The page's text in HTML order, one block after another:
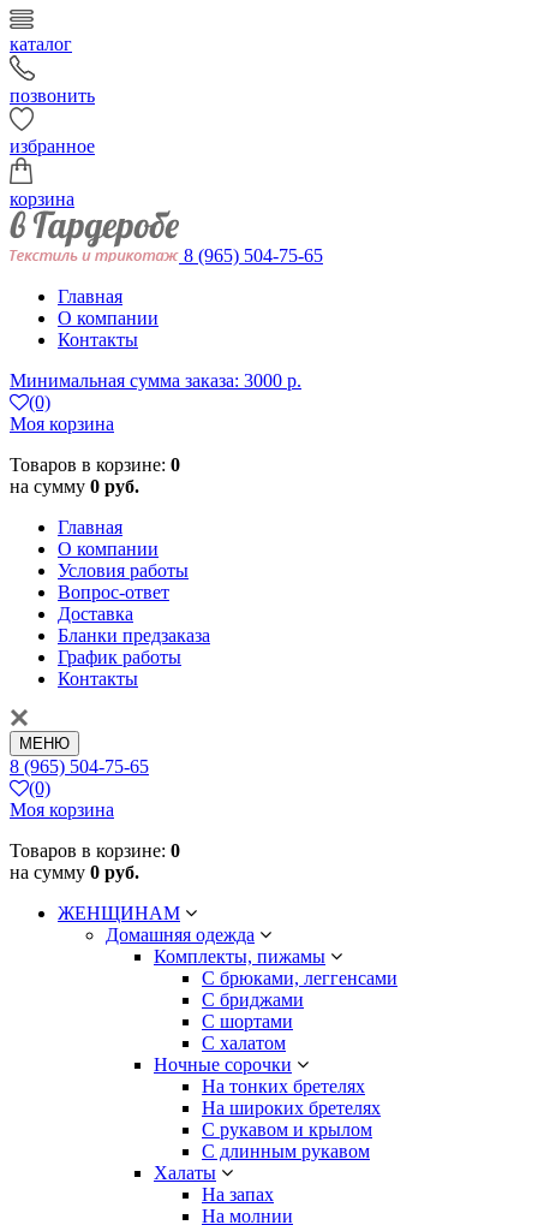
каталог
позвонить
избранное
корзина
8 (965) 504-75-65
Главная
О компании
Контакты
Минимальная сумма заказа: 3000 р.
(0)
Моя корзина
Товаров в корзине: 0
на сумму 0 руб.
Главная
О компании
Условия работы
Вопрос-ответ
Доставка
Бланки предзаказа
График работы
Контакты
МЕНЮ
8 (965) 504-75-65
(0)
Моя корзина
Товаров в корзине: 0
на сумму 0 руб.
ЖЕНЩИНАМ
Домашняя одежда
Комплекты, пижамы
С брюками, леггенсами
С бриджами
С шортами
С халатом
Ночные сорочки
На тонких бретелях
На широких бретелях
С рукавом и крылом
С длинным рукавом
Халаты
На запах
На молнии